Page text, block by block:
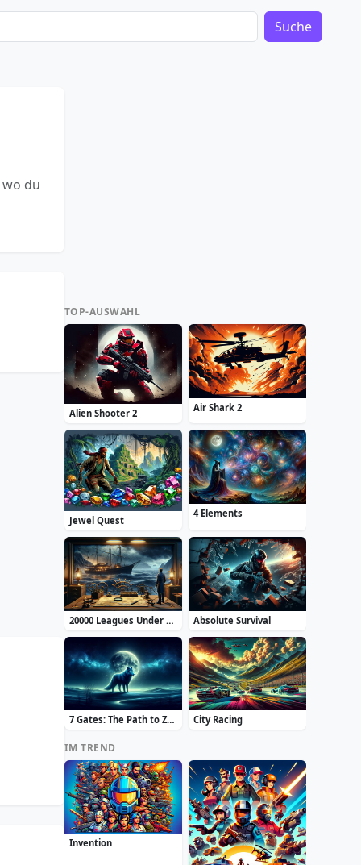
Suche
du
TOP-AUSWAHL
Alien Shooter 2
Air Shark 2
Jewel Quest
4 Elements
20000 Leagues Under the Sea: Captain Nemo Absolute Survival
7 Gates: The Path to Zamolxes City Racing
IM TREND
Invention